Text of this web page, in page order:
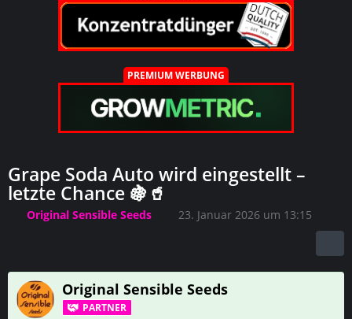
PREMIUM WERBUNG
Grape Soda Auto wird eingestellt –
letzte Chance 🍇🥤
Original Sensible Seeds 23. Januar 2026 um 13:15
Original Sensible Seeds
PARTNER